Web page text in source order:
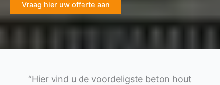
Vraag hier uw offerte aan
“Hier vind u de voordeligste beton hout